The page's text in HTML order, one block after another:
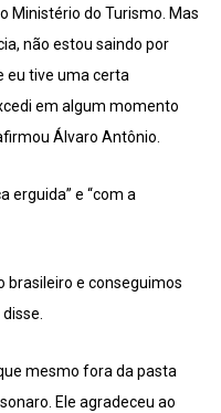
Ministério do Turismo. Mas
não estou saindo por
eu tive uma certa
em algum momento
Álvaro Antônio.
erguida” e “com a
brasileiro e conseguimos
mesmo fora da pasta
Ele agradeceu ao